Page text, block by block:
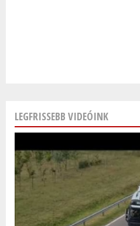
LEGFRISSEBB VIDEÓINK